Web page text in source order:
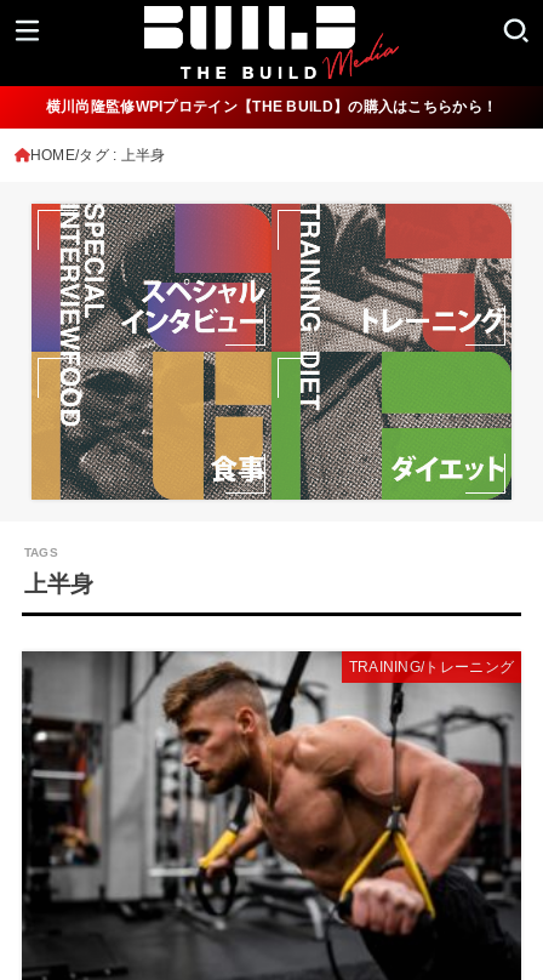
横川尚隆監修WPIプロテイン【THE BUILD】の購入はこちらから！
HOME タグ : 上半身
上半身
TRAINING/トレーニング